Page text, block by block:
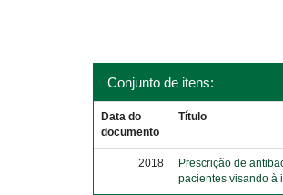
Conjunto de itens:
Data do
documento
Título
2018
Prescrição de
pacientes visando à